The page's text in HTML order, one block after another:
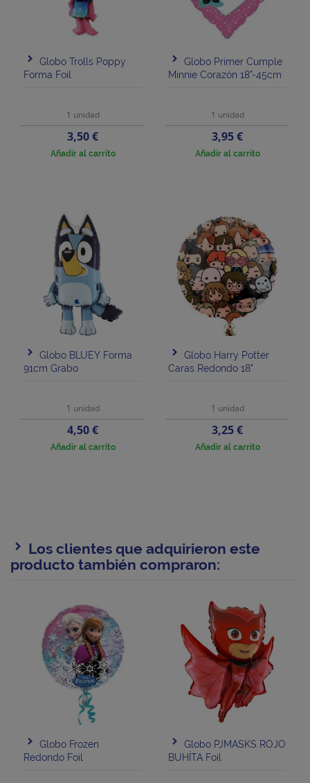
Globo Trolls Poppy
Forma Foil
1 unidad
Precio
3,50 €
Añadir al carrito
Globo Primer Cumple
Minnie Corazón 18"-45cm
1 unidad
Precio
3,95 €
Añadir al carrito
Globo BLUEY Forma
91cm Grabo
1 unidad
Precio
4,50 €
Añadir al carrito
Globo Harry Potter
Caras Redondo 18"
1 unidad
Precio
3,25 €
Añadir al carrito
Los clientes que adquirieron este
producto también compraron:
Globo Frozen
Redondo Foil
Globo PJMASKS ROJO
BUHÍTA Foil